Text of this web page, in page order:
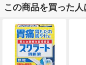
この商品を買った